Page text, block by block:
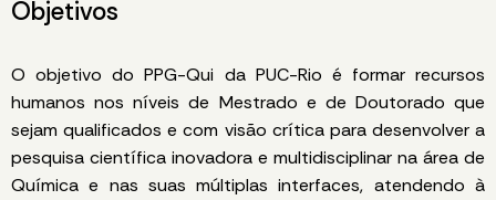
Objetivos
O objetivo do PPG-Qui da PUC-Rio é formar recursos
humanos nos níveis de Mestrado e de Doutorado que
sejam qualificados e com visão crítica para desenvolver a
pesquisa científica inovadora e multidisciplinar na área de
Química e nas suas múltiplas interfaces, atendendo à